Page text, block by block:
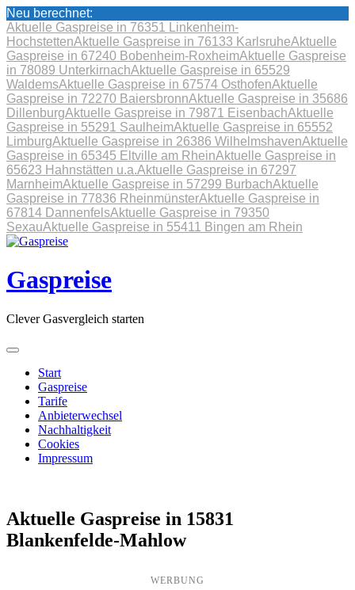
Neu berechnet:
Aktuelle Gaspreise in 76351 Linkenheim-
HochstettenAktuelle Gaspreise in 76133 KarlsruheAktuelle
Gaspreise in 67240 Bobenheim-RoxheimAktuelle Gaspreise
in 78089 UnterkirnachAktuelle Gaspreise in 65529
WaldemsAktuelle Gaspreise in 67574 OsthofenAktuelle
Gaspreise in 72270 BaiersbronnAktuelle Gaspreise in 35686
DillenburgAktuelle Gaspreise in 79871 EisenbachAktuelle
Gaspreise in 55291 SaulheimAktuelle Gaspreise in 65552
LimburgAktuelle Gaspreise in 26386 WilhelmshavenAktuelle
Gaspreise in 65345 Eltville am RheinAktuelle Gaspreise in
65623 Hahnstätten u.a.Aktuelle Gaspreise in 67297
MarnheimAktuelle Gaspreise in 57299 BurbachAktuelle
Gaspreise in 77836 RheinmünsterAktuelle Gaspreise in
67814 DannenfelsAktuelle Gaspreise in 79350
SexauAktuelle Gaspreise in 55411 Bingen am Rhein
Skip
content
Gaspreise
Clever Gasvergleich starten
Start
Gaspreise
Tarife
Anbieterwechsel
Nachhaltigkeit
Cookies
Impressum
Aktuelle Gaspreise in 15831
Blankenfelde-Mahlow
WERBUNG